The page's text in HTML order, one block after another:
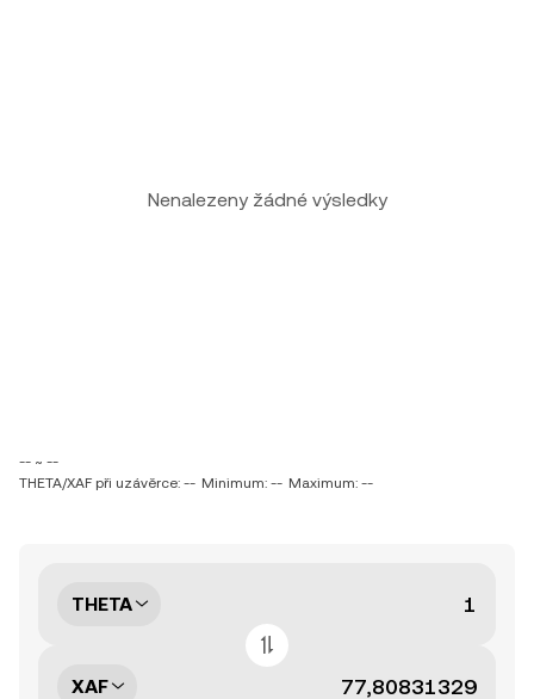
Nenalezeny žádné výsledky
-- ~ --
THETA/XAF při uzávěrce: -- Minimum: -- Maximum: --
THETA
XAF